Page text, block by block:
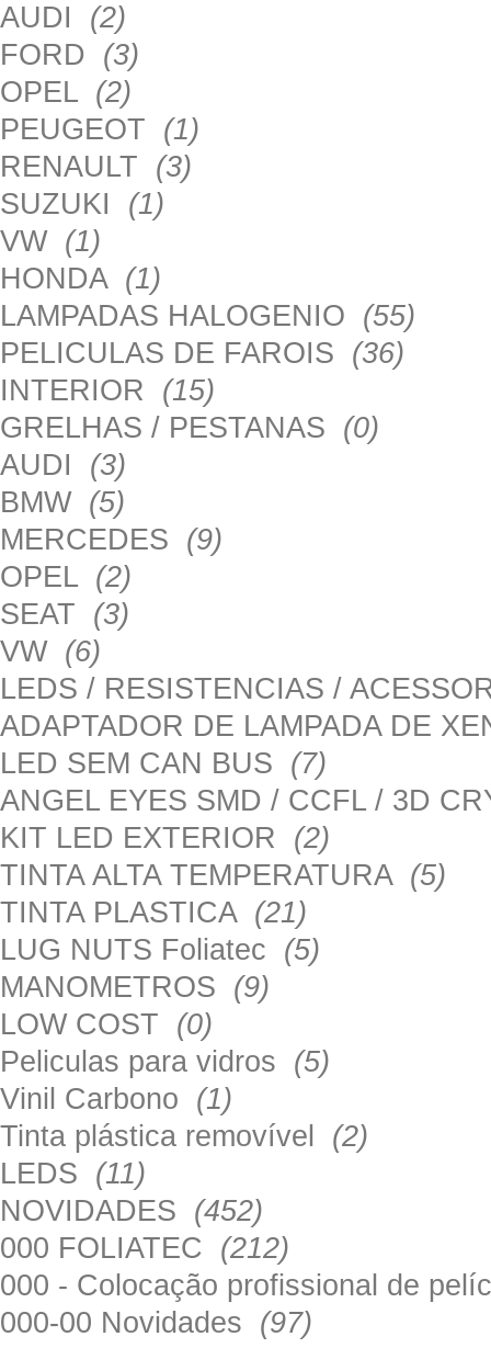
AUDI (2)
FORD (3)
OPEL (2)
PEUGEOT (1)
RENAULT (3)
SUZUKI (1)
VW (1)
HONDA (1)
LAMPADAS HALOGENIO (55)
PELICULAS DE FAROIS (36)
INTERIOR (15)
GRELHAS / PESTANAS (0)
AUDI (3)
BMW (5)
MERCEDES (9)
OPEL (2)
SEAT (3)
VW (6)
LEDS / RESISTENCIAS /
ADAPTADOR DE LAMPADA DE
LED SEM CAN BUS (7)
ANGEL EYES SMD / CCFL / 3D
KIT LED EXTERIOR (2)
TINTA ALTA TEMPERATURA (5)
TINTA PLASTICA (21)
LUG NUTS Foliatec (5)
MANOMETROS (9)
LOW COST (0)
Peliculas para vidros (5)
Vinil Carbono (1)
Tinta plástica removível (2)
LEDS (11)
NOVIDADES (452)
000 FOLIATEC (212)
000 - Colocação profissional de
000-00 Novidades (97)